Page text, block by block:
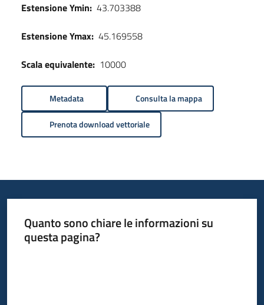
Estensione Ymin: 43.703388
Estensione Ymax: 45.169558
Scala equivalente: 10000
Metadata Consulta la mappa
Prenota download vettoriale
Quanto sono chiare le informazioni su
questa pagina?